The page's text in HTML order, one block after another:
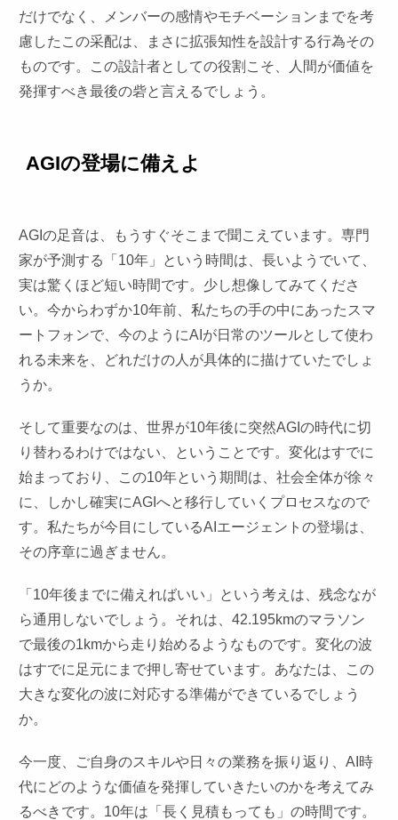
だけでなく、メンバーの感情やモチベーションまでを考
慮したこの采配は、まさに拡張知性を設計する行為その
ものです。この設計者としての役割こそ、人間が価値を
発揮すべき最後の砦と言えるでしょう。
AGIの登場に備えよ
AGIの足音は、もうすぐそこまで聞こえています。専門
家が予測する「10年」という時間は、長いようでいて、
実は驚くほど短い時間です。少し想像してみてくださ
い。今からわずか10年前、私たちの手の中にあったスマ
ートフォンで、今のようにAIが日常のツールとして使わ
れる未来を、どれだけの人が具体的に描けていたでしょ
うか。
そして重要なのは、世界が10年後に突然AGIの時代に切
り替わるわけではない、ということです。変化はすでに
始まっており、この10年という期間は、社会全体が徐々
に、しかし確実にAGIへと移行していくプロセスなので
す。私たちが今目にしているAIエージェントの登場は、
その序章に過ぎません。
「10年後までに備えればいい」という考えは、残念なが
ら通用しないでしょう。それは、42.195kmのマラソン
で最後の1kmから走り始めるようなものです。変化の波
はすでに足元にまで押し寄せています。あなたは、この
大きな変化の波に対応する準備ができているでしょう
か。
今一度、ご自身のスキルや日々の業務を振り返り、AI時
代にどのような価値を発揮していきたいのかを考えてみ
るべきです。10年は「長く見積もっても」の時間です。